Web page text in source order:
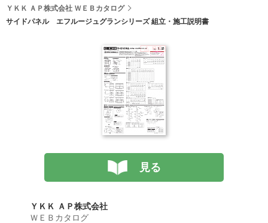
ＹＫＫ ＡＰ株式会社 ＷＥＢカタログ
サイドパネル エフルージュグランシリーズ 組立・施工説明書
見る
ＹＫＫ ＡＰ株式会社
ＷＥＢカタログ